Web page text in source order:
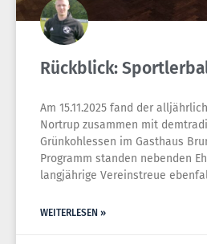
Rückblick:
Am 15.11.2025 fand der
Nortrup zusammen mit
Grünkohlessen im Gasthaus
Programm standen nebenden
langjährige Vereinstreue
WEITERLESEN »